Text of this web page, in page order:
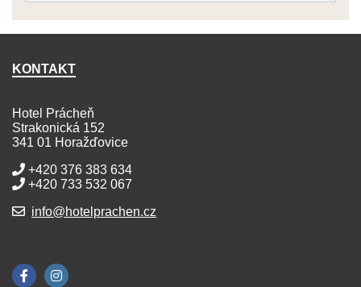
KONTAKT
Hotel Prácheň
Strakonická 152
341 01 Horažďovice
+420 376 383 634
+420 733 532 067
info@hotelprachen.cz